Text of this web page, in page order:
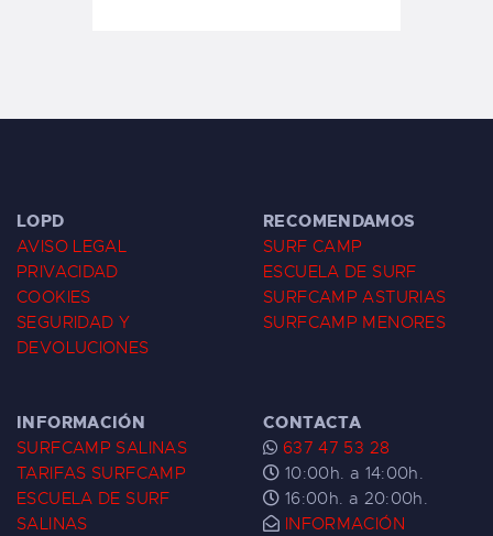
LOPD
AVISO LEGAL
PRIVACIDAD
COOKIES
SEGURIDAD Y
DEVOLUCIONES
RECOMENDAMOS
SURF CAMP
ESCUELA DE SURF
SURFCAMP ASTURIAS
SURFCAMP MENORES
INFORMACIÓN
SURFCAMP SALINAS
TARIFAS SURFCAMP
ESCUELA DE SURF
SALINAS
CONTACTA
637 47 53 28
10:00h. a 14:00h.
16:00h. a 20:00h.
INFORMACIÓN